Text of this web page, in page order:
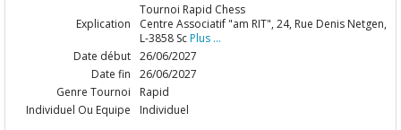
Explication
Tournoi Rapid Chess
Centre Associatif "am RIT", 24, Rue Denis Netgen,
L-3858 ScPlus ...
Date début 26/06/2027
Date fin
26/06/2027
Genre Tournoi
Rapid
Individuel Ou Equipe
Individuel